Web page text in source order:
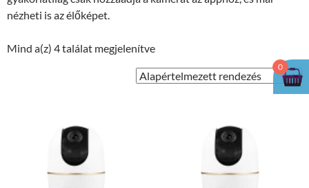
nézheti is az élőképet.
Mind a(z) 4 találat megjelenítve
0